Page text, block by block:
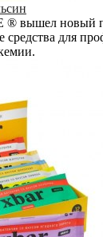
® вышел новый
средства для